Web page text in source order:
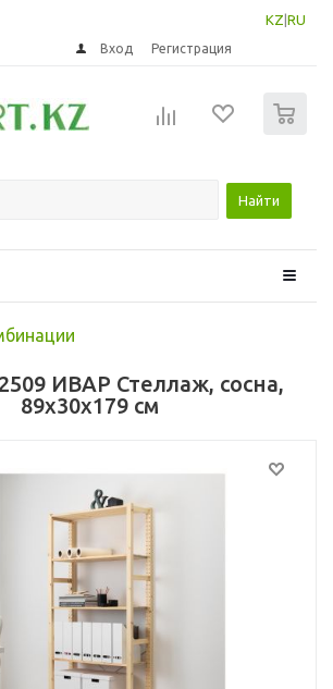
KZ RU
Вход Регистрация
Найти
ИВАР Стеллаж, сосна,
89x30x179 см